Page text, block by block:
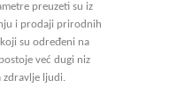
preuzeti su iz
i prodaji prirodnih
su određeni na
već dugi niz
zdravlje ljudi.